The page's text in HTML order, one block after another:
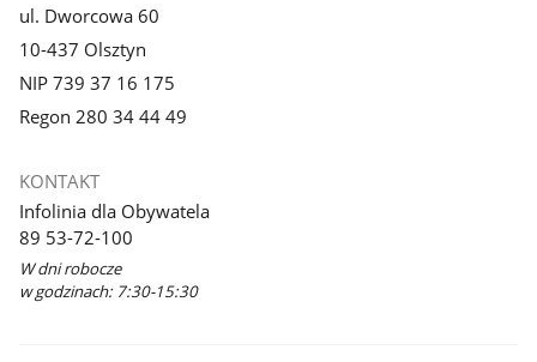
ul. Dworcowa 60
10-437 Olsztyn
NIP 739 37 16 175
Regon 280 34 44 49
KONTAKT
Infolinia dla Obywatela
89 53-72-100
W dni robocze
w godzinach: 7:30-15:30